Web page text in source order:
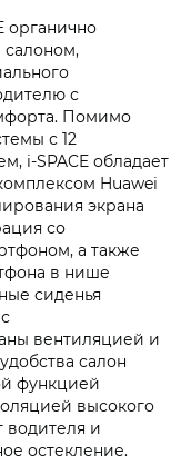
органично
салоном,
с
Помимо
с 12
i‑SPACE обладает
Huawei
экрана
со
а также
в нише
сиденья
вентиляцией и
салон
функцией
высокого
водителя и
остекление.